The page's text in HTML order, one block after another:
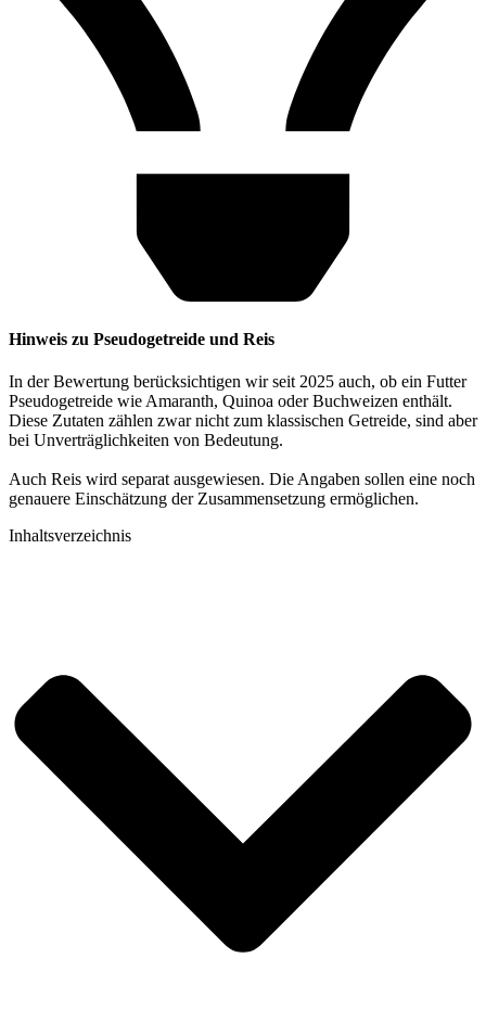
Hinweis zu Pseudogetreide und Reis
In der Bewertung berücksichtigen wir seit 2025 auch, ob ein Futter
Pseudogetreide wie Amaranth, Quinoa oder Buchweizen enthält.
Diese Zutaten zählen zwar nicht zum klassischen Getreide, sind aber
bei Unverträglichkeiten von Bedeutung.
Auch Reis wird separat ausgewiesen. Die Angaben sollen eine noch
genauere Einschätzung der Zusammensetzung ermöglichen.
Inhaltsverzeichnis​